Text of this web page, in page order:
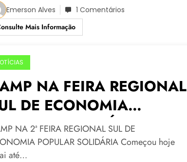
Emerson Alves
1 Comentários
Mais Informação
NA FEIRA REGIONAL
DE ECONOMIA
SOLIDÁRIA
NA 2ª FEIRA REGIONAL SUL DE
POPULAR SOLIDÁRIA Começou hoje
até…